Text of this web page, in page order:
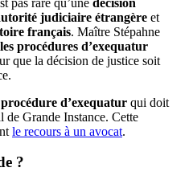
judiciaire étrangère et
français. Maître Stépahne
procédures d’exequatur
que la décision de justice soit
d’exequatur qui doit
Grande Instance. Cette
le recours à un avocat.
?